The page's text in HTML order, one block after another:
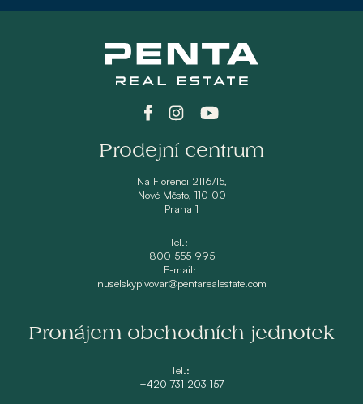
Prodejní centrum
Na Florenci 2116/15,
Nové Město, 110 00
Praha 1
Tel.:
800 555 995
E-mail:
nuselskypivovar@pentarealestate.com
Pronájem obchodních jednotek
Tel.:
+420 731 203 157